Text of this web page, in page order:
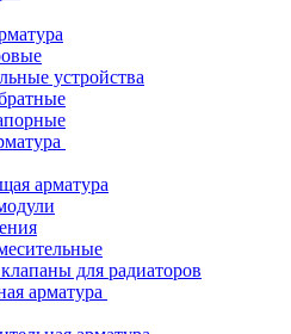
устройства
арматура
для радиаторов
арматура